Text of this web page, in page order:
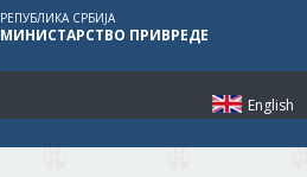
English
РЕПУБЛИКА СРБИЈА
МИНИСТАРСТВО ПРИВРЕДЕ